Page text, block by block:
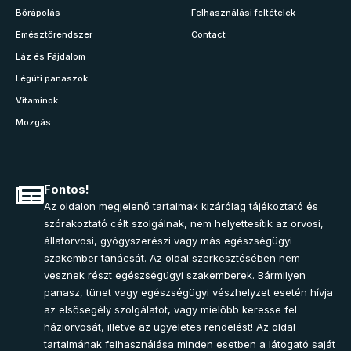
Bőrápolás
Emésztőrendszer
Láz és Fájdalom
Légúti panaszok
Vitaminok
Mozgás
Felhasználási feltételek
Contact
Fontos!
Az oldalon megjelenő tartalmak kizárólag tájékoztató és
szórakoztató célt szolgálnak, nem helyettesítik az orvosi,
állatorvosi, gyógyszerészi vagy más egészségügyi
szakember tanácsát. Az oldal szerkesztésében nem
vesznek részt egészségügyi szakemberek. Bármilyen
panasz, tünet vagy egészségügyi vészhelyzet esetén hívja
az elsősegély szolgálatot, vagy mielőbb keresse fel
háziorvosát, illetve az ügyeletes rendelést! Az oldal
tartalmának felhasználása minden esetben a látogató saját